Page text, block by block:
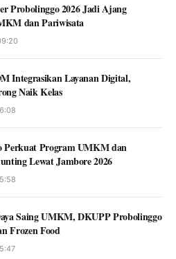
Probolinggo 2026 Jadi Ajang
dan Pariwisata
Integrasikan Layanan Digital,
Naik Kelas
Perkuat Program UMKM dan
Lewat Jambore 2026
Saing UMKM, DKUPP Probolinggo
Frozen Food